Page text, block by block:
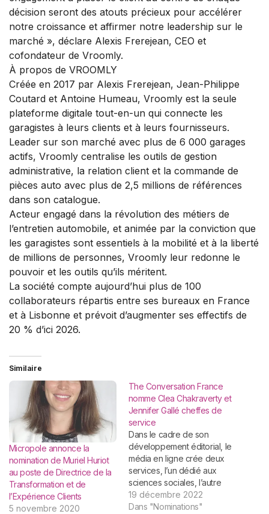
décision seront des atouts précieux pour accélérer
notre croissance et affirmer notre leadership sur le
marché », déclare Alexis Frerejean, CEO et
cofondateur de Vroomly.
À propos de VROOMLY
Créée en 2017 par Alexis Frerejean, Jean-Philippe
Coutard et Antoine Humeau, Vroomly est la seule
plateforme digitale tout-en-un qui connecte les
garagistes à leurs clients et à leurs fournisseurs.
Leader sur son marché avec plus de 6 000 garages
actifs, Vroomly centralise les outils de gestion
administrative, la relation client et la commande de
pièces auto avec plus de 2,5 millions de références
dans son catalogue.
Acteur engagé dans la révolution des métiers de
l’entretien automobile, et animée par la conviction que
les garagistes sont essentiels à la mobilité et à la liberté
de millions de personnes, Vroomly leur redonne le
pouvoir et les outils qu’ils méritent.
La société compte aujourd’hui plus de 100
collaborateurs répartis entre ses bureaux en France
et à Lisbonne et prévoit d’augmenter ses effectifs de
20 % d’ici 2026.
Similaire
Micropole annonce la
nomination de Muriel Huriot
au poste de Directrice de la
Transformation et de
l’Expérience Clients
5 novembre 2020
The Conversation France
nomme Clea Chakraverty et
Jennifer Gallé cheffes de
service
Dans le cadre de son
développement éditorial, le
média en ligne crée deux
services, l’un dédié aux
sciences sociales, l’autre
consacré aux autres
sciences. The Conversation
19 décembre 2022
Dans "Nominations"